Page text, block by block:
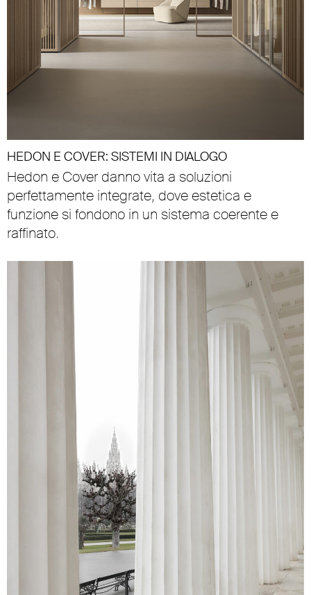
HEDON E COVER: SISTEMI IN DIALOGO
Hedon e Cover danno vita a soluzioni
perfettamente integrate, dove estetica e
funzione si fondono in un sistema coerente e
raffinato.